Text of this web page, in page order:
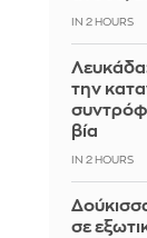
IN 2 HOURS
την
βία
IN 2 HOURS
σε